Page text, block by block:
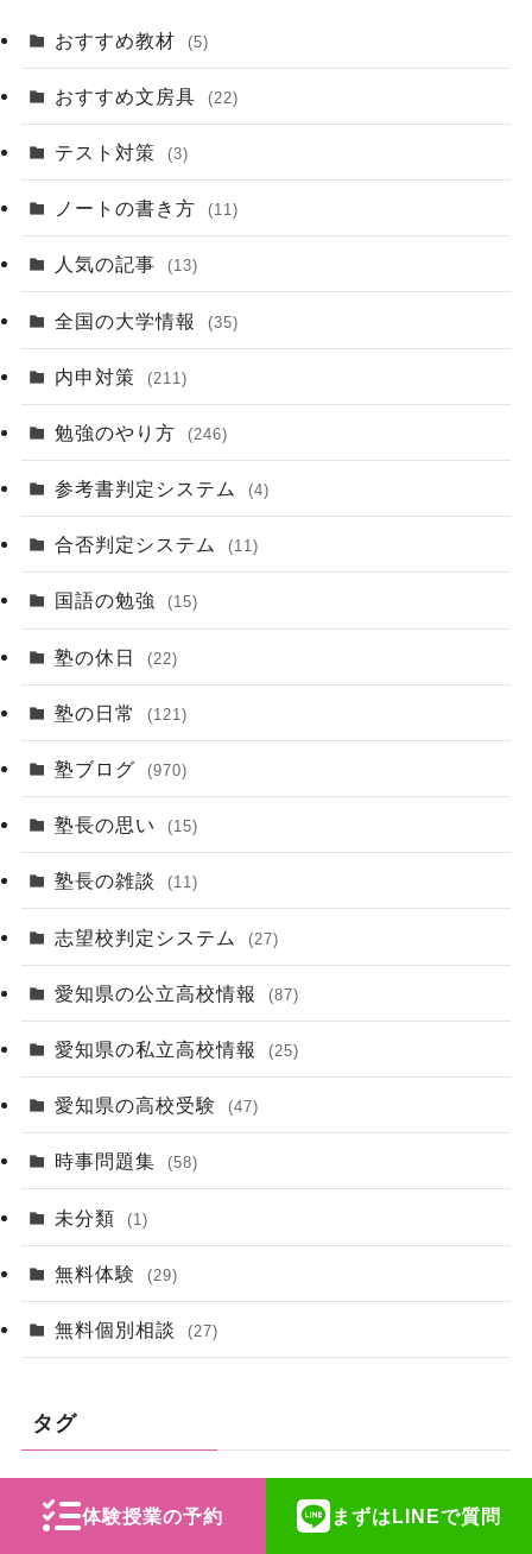
おすすめ教材 (5)
おすすめ文房具 (22)
テスト対策 (3)
ノートの書き方 (11)
人気の記事 (13)
全国の大学情報 (35)
内申対策 (211)
勉強のやり方 (246)
参考書判定システム (4)
合否判定システム (11)
国語の勉強 (15)
塾の休日 (22)
塾の日常 (121)
塾ブログ (970)
塾長の思い (15)
塾長の雑談 (11)
志望校判定システム (27)
愛知県の公立高校情報 (87)
愛知県の私立高校情報 (25)
愛知県の高校受験 (47)
時事問題集 (58)
未分類 (1)
無料体験 (29)
無料個別相談 (27)
タグ
2025年愛知県私立高校入試 AIに聞いた
さくら予備校生口コミアンケート テスト対策(22)
体験授業の予約 まずはLINEで質問